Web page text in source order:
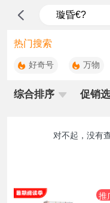
热门搜索
好奇号 万物
综合排序 促销
对不起，没有
推